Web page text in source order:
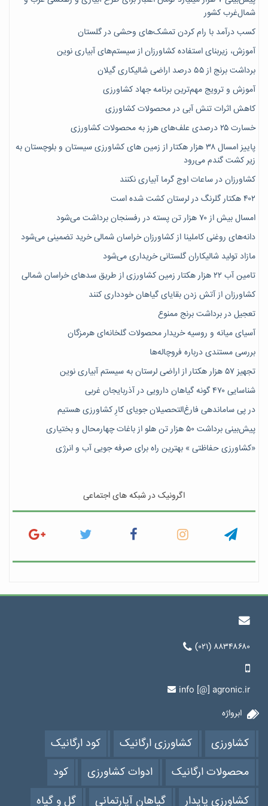
شمال‌غرب کشور
کسب درآمد با رام کردن تمشک‌های وحشی در گلستان
آموزش، زیربنای استفاده کشاورزان از سیستم‌های آبیاری نوین
برداشت برنج از ۵۵ درصد اراضی شالیکاری گیلان
آموزش و ترویج مهم‌ترین برنامه جهاد کشاورزی
کاهش اثرات تنش آبی در محصولات کشاورزی
خسارت ۲۵ درصدی علف‌های هرز به محصولات کشاورزی
پاییز امسال ۳۸ هزار هکتار از زمین های کشاورزی سیستان و بلوچستان به
زیر کشت گندم می‌رود
کشاورزان در ساعات اوج گرما آبیاری نکنند
۴۰۲ هکتار گلرنگ در لرستان کشت شده است
امسال بیش از ۷۰ هزار تن پسته در رفسنجان برداشت می‌شود
دانه‌های روغنی کاملینا از کشاورزان خراسان شمالی خرید تضمینی می‌شود
مازاد تولید شالیکاران گلستانی خریداری می‌شود
تامین آب ۲۲ هزار هکتار زمین کشاورزی از طریق سدهای خراسان شمالی
کشاورزان از آتش زدن بقایای گیاهان خودداری کنند
تعجیل در برداشت برنج ممنوع
آسیای میانه و روسیه خریدار محصولات گلخانه‌ای هرمزگان
بررسی مستندی درباره فروچاله‌ها
تجهیز ۵۷ هزار هکتار از اراضی لرستان به سیستم آبیاری نوین
شناسایی ۴۷٠ گونه گیاهان دارویی در آذربایجان غربی
در پی ساماندهی فارغ‌التحصیلان جویای کارِ کشاورزی هستیم
پیش‎‌بینی برداشت ۵۰ هزار تن هلو از باغات چهارمحال و بختیاری
«کشاورزی حفاظتی » بهترین راه برای صرفه جویی آب و انرژی
اگرونیک در شبکه های اجتماعی
(۰۲۱) ۸۸۳۴۸۶۸۰
info [@] agronic.ir
ابرواژه
کشاورزی کشاورزی ارگانیک
کود ارگانیک
محصولات ارگانیک
ادوات کشاورزی
کود
کشاورزی پایدار
گیاهان آپارتمانی گل و گیاه